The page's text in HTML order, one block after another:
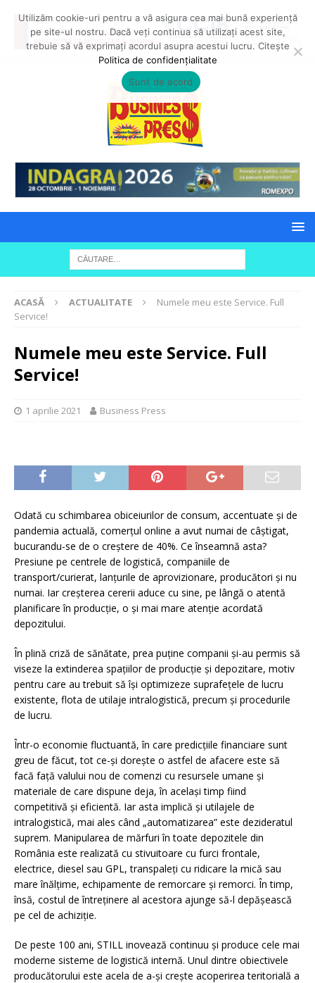
ACASĂ ACTUALITATE
Numele meu este Service. Full
Service!
Numele meu este Service. Full
Service!
1 aprilie 2021 Business Press
Odată cu schimbarea obiceiurilor de consum, accentuate și de
pandemia actuală, comerțul online a avut numai de câştigat,
bucurandu-se de o creștere de 40%. Ce înseamnă asta?
Presiune pe centrele de logistică, companiile de
transport/curierat, lanțurile de aprovizionare, producători și nu
numai. Iar creșterea cererii aduce cu sine, pe lângă o atentă
planificare în producție, o și mai mare atenție acordată
depozitului.
În plină criză de sănătate, prea puține companii și-au permis să
viseze la extinderea spaţiilor de producție și depozitare, motiv
pentru care au trebuit să își optimizeze suprafeţele de lucru
existente, flota de utilaje intralogistică, precum și procedurile
de lucru.
Într-o economie fluctuantă, în care predicțiile financiare sunt
greu de făcut, tot ce-și dorește o astfel de afacere este să
facă faţă valului nou de comenzi cu resursele umane și
materiale de care dispune deja, în același timp fiind
competitivă și eficientă. Iar asta implică și utilajele de
intralogistică, mai ales când „automatizarea” este dezideratul
suprem. Manipularea de mărfuri în toate depozitele din
România este realizată cu stivuitoare cu furci frontale,
electrice, diesel sau GPL, transpaleţi cu ridicare la mică sau
mare înălțime, echipamente de remorcare și remorci. În timp,
însă, costul de întreținere al acestora ajunge să-l depășească
pe cel de achiziție.
De peste 100 ani, STILL inovează continuu și produce cele mai
moderne sisteme de logistică internă. Unul dintre obiectivele
producătorului este acela de a-și creşte acoperirea teritorială a
Utilizăm cookie-uri pentru a vă asigura cea mai bună experiență
pe site-ul nostru. Dacă veți continua să utilizați acest site,
trebuie să vă exprimați acordul asupra acestui lucru. Citește
Politica de confidențialitate
Sunt de acord